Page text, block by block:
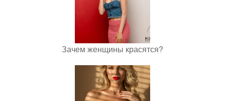
Зачем женщины красятся?